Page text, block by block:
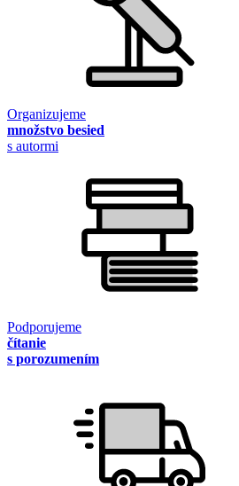
Organizujeme
množstvo besied
s autormi
Podporujeme
čítanie
s porozumením